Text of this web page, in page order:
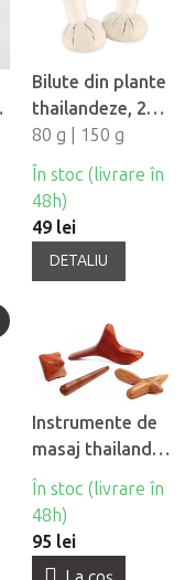
Bilute din plante
thailandeze, 2
buc
80 g | 150 g
În stoc (livrare în
48h)
49 lei
DETALIU
Instrumente de
masaj thailandez
din lemn, 4 buc
În stoc (livrare în
48h)
95 lei